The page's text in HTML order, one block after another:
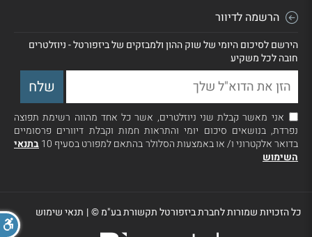
הרשמה לדיוור
הירשם לסיכום היומי של שוק ההון ולמבזקים של ביזפורטל - ניוזלטרים
חובה לכל משקיע
אני מאשר קבלת שני ניוזלטרים, אשר כל אחד מהווה רשימת תפוצה
נפרדת, בנושאים סיכום יומי והתראות חמות וקבלת דיוורים פרסומיים
בדואר אלקטרוני ו/ או באמצעות הסלולר בהתאם למפורט בסעיף 10
בתנאי
השימוש
כל הזכויות שמורות לחברת ביזפורטל תקשורת בע"מ ©| תנאי שימוש